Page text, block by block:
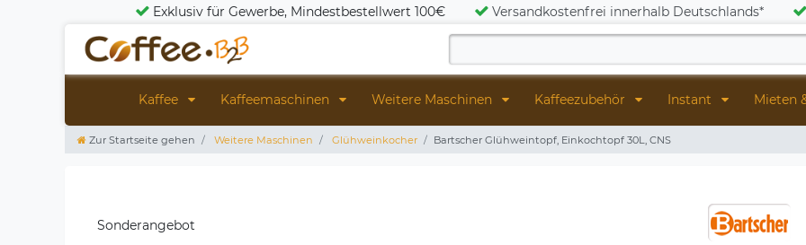
Exklusiv für Gewerbe, Mindestbestellwert 100€ Versandkostenfrei innerhalb Deutschlands*
Kaffee Kaffeemaschinen Weitere Maschinen Kaffeezubehör Instant Mieten
Zur Startseite gehen Weitere Maschinen Glühweinkocher Bartscher Glühweintopf, Einkochtopf 30L, CNS
Sonderangebot